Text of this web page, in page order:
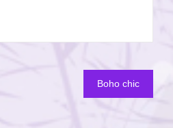
Boho chic